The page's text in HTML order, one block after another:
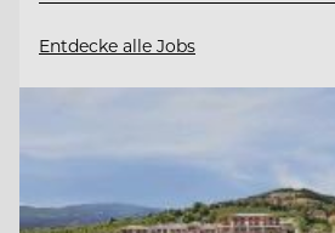
Entdecke alle Jobs